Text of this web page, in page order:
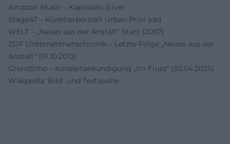
Amazon Music – Kapriolen (Live)
Stage47 – Künstlerportrait Urban Priol (de)
WELT – „Neues aus der Anstalt“ Start (2007)
ZDF Unternehmenschronik – Letzte Folge „Neues aus der
Anstalt“ (01.10.2013)
GrenzEcho – Konzertankündigung „Im Fluss“ (30.04.2025)
Wikipedia: Bild- und Textquelle